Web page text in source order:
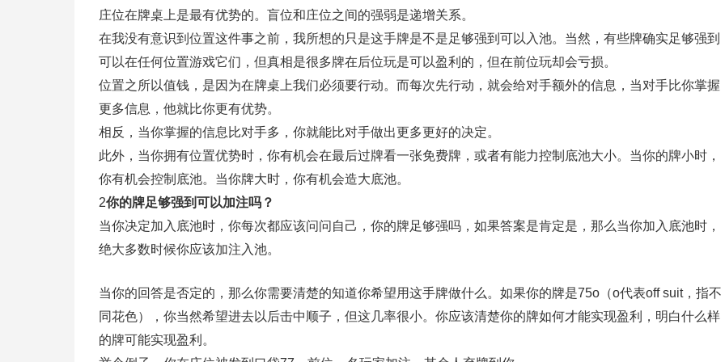
庄位在牌桌上是最有优势的。盲位和庄位之间的强弱是递增关系。
在我没有意识到位置这件事之前，我所想的只是这手牌是不是足够强到可以入池。当然，有些牌确实足够强到
可以在任何位置游戏它们，但真相是很多牌在后位玩是可以盈利的，但在前位玩却会亏损。
位置之所以值钱，是因为在牌桌上我们必须要行动。而每次先行动，就会给对手额外的信息，当对手比你掌握
更多信息，他就比你更有优势。
相反，当你掌握的信息比对手多，你就能比对手做出更多更好的决定。
此外，当你拥有位置优势时，你有机会在最后过牌看一张免费牌，或者有能力控制底池大小。当你的牌小时，
你有机会控制底池。当你牌大时，你有机会造大底池。
2你的牌足够强到可以加注吗？
当你决定加入底池时，你每次都应该问问自己，你的牌足够强吗，如果答案是肯定是，那么当你加入底池时，
绝大多数时候你应该加注入池。
当你的回答是否定的，那么你需要清楚的知道你希望用这手牌做什么。如果你的牌是75o（o代表off suit，指不
同花色），你当然希望进去以后击中顺子，但这几率很小。你应该清楚你的牌如何才能实现盈利，明白什么样
的牌可能实现盈利。